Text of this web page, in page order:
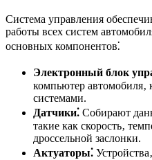
Система управления
работы всех систем
основных компонентов⁚
Электронный блок
компьютер автомобиля‚
системами.
Датчики⁚ Собирают
такие как скорость‚
дроссельной заслонки.
Актуаторы⁚